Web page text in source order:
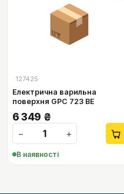
📦
127425
Електрична варильна
поверхня GPC 723 BE
6 349 ₴
−
+
В наявності